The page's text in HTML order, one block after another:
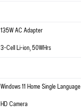
135W AC Adapter
3-Cell Li-ion, 50WHrs
Windows 11 Home Single Language
HD Camera